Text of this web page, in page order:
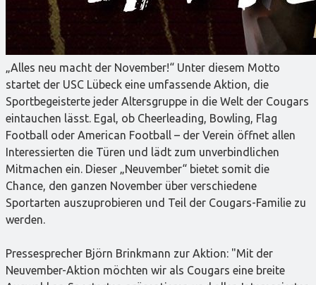
„Alles neu macht der November!“ Unter diesem Motto
startet der USC Lübeck eine umfassende Aktion, die
Sportbegeisterte jeder Altersgruppe in die Welt der Cougars
eintauchen lässt. Egal, ob Cheerleading, Bowling, Flag
Football oder American Football – der Verein öffnet allen
Interessierten die Türen und lädt zum unverbindlichen
Mitmachen ein. Dieser „Neuvember“ bietet somit die
Chance, den ganzen November über verschiedene
Sportarten auszuprobieren und Teil der Cougars-Familie zu
werden.
Pressesprecher Björn Brinkmann zur Aktion: "Mit der
Neuvember-Aktion möchten wir als Cougars eine breite